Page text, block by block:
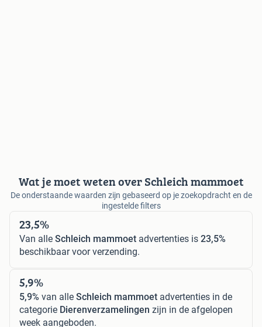
Wat je moet weten over Schleich mammoet
De onderstaande waarden zijn gebaseerd op je zoekopdracht en de
ingestelde filters
23,5%
Van alle Schleich mammoet advertenties is 23,5%
beschikbaar voor verzending.
5,9%
5,9% van alle Schleich mammoet advertenties in de
categorie Dierenverzamelingen zijn in de afgelopen
week aangeboden.